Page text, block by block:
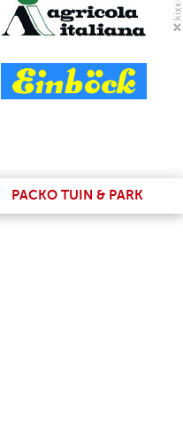
PACKO TUIN & PARK